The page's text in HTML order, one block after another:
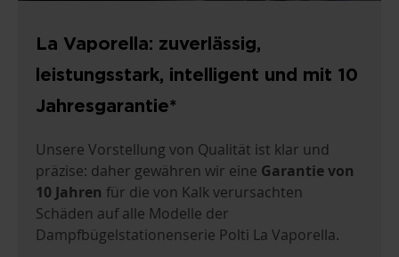
La Vaporella: zuverlässig,
leistungsstark, intelligent und mit 10
Jahresgarantie*
Unsere Vorstellung von Qualität ist klar und
präzise: daher gewähren wir eine Garantie von
10 Jahren für die von Kalk verursachten
Schäden auf alle Modelle der
Dampfbügelstationenserie Polti La Vaporella.